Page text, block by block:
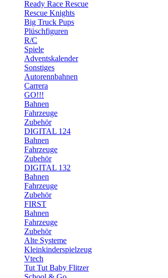
Ready Race Rescue
Rescue Knights
Big Truck Pups
Plüschfiguren
R/C
Spiele
Adventskalender
Sonstiges
Autorennbahnen
Carrera
GO!!!
Bahnen
Fahrzeuge
Zubehör
DIGITAL 124
Bahnen
Fahrzeuge
Zubehör
DIGITAL 132
Bahnen
Fahrzeuge
Zubehör
FIRST
Bahnen
Fahrzeuge
Zubehör
Alte Systeme
Kleinkinderspielzeug
Vtech
Tut Tut Baby Flitzer